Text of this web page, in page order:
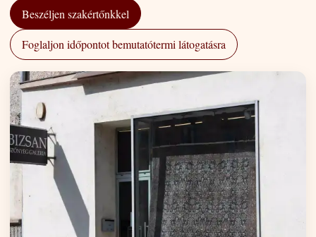
Beszéljen szakértőnkkel
Foglaljon időpontot bemutatótermi látogatásra